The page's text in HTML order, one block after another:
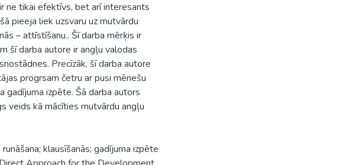
ne tikai efektīvs, bet arī interesants
pieeja liek uzsvaru uz mutvārdu
– attīstīšanu.. Šī darba mērķis ir
šī darba autore ir angļu valodas
Precīzāk, šī darba autore
progrsam četru ar pusi mēnešu
gadījuma izpēte. Šā darba autors
veids kā mācīties mutvārdu angļu
klausīšanās; gadījuma izpēte